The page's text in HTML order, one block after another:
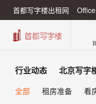
首都写字楼出租网
行业动态 北京写字
全部 租房准备 看